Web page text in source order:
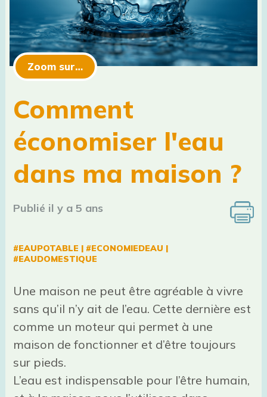
Zoom sur…
Comment
économiser l'eau
dans ma maison ?
Publié il y a 5 ans
#EAUPOTABLE | #ECONOMIEDEAU |
#EAUDOMESTIQUE
Une maison ne peut être agréable à vivre
sans qu’il n’y ait de l’eau. Cette dernière est
comme un moteur qui permet à une
maison de fonctionner et d’être toujours
sur pieds.
L’eau est indispensable pour l’être humain,